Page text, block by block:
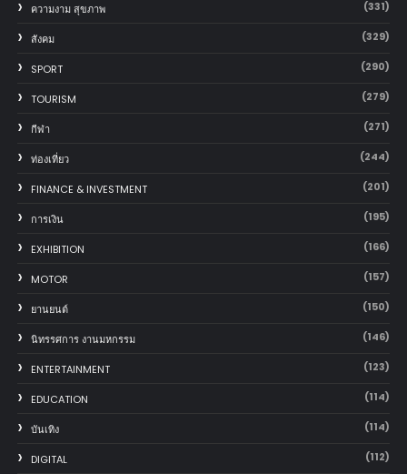
ความงาม สุขภาพ (331)
สังคม (329)
SPORT (290)
TOURISM (279)
กีฬา (271)
ท่องเที่ยว (244)
FINANCE & INVESTMENT (201)
การเงิน (195)
EXHIBITION (166)
MOTOR (157)
‎ยานยนต์‎ (150)
นิทรรศการ งานมหกรรม (146)
ENTERTAINMENT (123)
EDUCATION (114)
บันเทิง (114)
DIGITAL (112)